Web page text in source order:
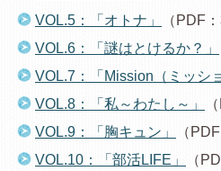
VOL.5：「オトナ」
（PDF
VOL.6：「謎はとけるか？」
VOL.7：「Mission（ミッシ
VOL.8：「私～わたし～」
VOL.9：「胸キュン」
（
VOL.10：「部活LIFE」
（